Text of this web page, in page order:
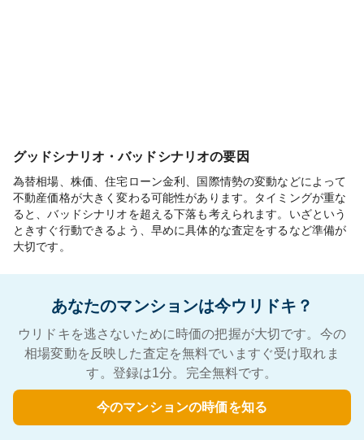
グッドシナリオ・バッドシナリオの要因
為替相場、株価、住宅ローン金利、国際情勢の変動などによって
不動産価格が大きく変わる可能性があります。タイミングが重な
ると、バッドシナリオを超える下落も考えられます。いざという
ときすぐ行動できるよう、早めに具体的な査定をするなど準備が
大切です。
あなたのマンションは今ウリドキ？
ウリドキを逃さないために時価の把握が大切です。今の
相場変動を反映した査定を無料でいますぐ受け取れま
す。登録は1分。完全無料です。
今のマンションの時価を知る